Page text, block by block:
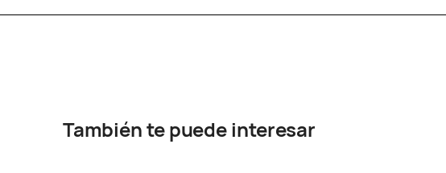
También te puede interesar